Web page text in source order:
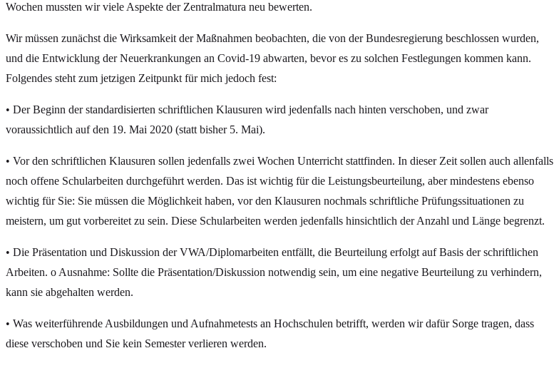
Wochen mussten wir viele Aspekte der Zentralmatura neu bewerten.
Wir müssen zunächst die Wirksamkeit der Maßnahmen beobachten, die von der Bundesregierung beschlossen wurden,
und die Entwicklung der Neuerkrankungen an Covid-19 abwarten, bevor es zu solchen Festlegungen kommen kann.
Folgendes steht zum jetzigen Zeitpunkt für mich jedoch fest:
• Der Beginn der standardisierten schriftlichen Klausuren wird jedenfalls nach hinten verschoben, und zwar
voraussichtlich auf den 19. Mai 2020 (statt bisher 5. Mai).
• Vor den schriftlichen Klausuren sollen jedenfalls zwei Wochen Unterricht stattfinden. In dieser Zeit sollen auch allenfalls
noch offene Schularbeiten durchgeführt werden. Das ist wichtig für die Leistungsbeurteilung, aber mindestens ebenso
wichtig für Sie: Sie müssen die Möglichkeit haben, vor den Klausuren nochmals schriftliche Prüfungssituationen zu
meistern, um gut vorbereitet zu sein. Diese Schularbeiten werden jedenfalls hinsichtlich der Anzahl und Länge begrenzt.
• Die Präsentation und Diskussion der VWA/Diplomarbeiten entfällt, die Beurteilung erfolgt auf Basis der schriftlichen
Arbeiten. o Ausnahme: Sollte die Präsentation/Diskussion notwendig sein, um eine negative Beurteilung zu verhindern,
kann sie abgehalten werden.
• Was weiterführende Ausbildungen und Aufnahmetests an Hochschulen betrifft, werden wir dafür Sorge tragen, dass
diese verschoben und Sie kein Semester verlieren werden.